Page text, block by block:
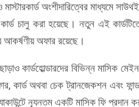
অংশীদারিত্বের মাধ্যমে
কার্ড চালু করা হয়েছে। নতুন এই
আকর্ষণীয় অফার রয়েছে।
কার্ডহোল্ডারদের বিভিন্ন
কার্ড অথবা চেক ট্রানজেকশন এবং
ন্যূনতম একটি মাসিক ফি প্রদান